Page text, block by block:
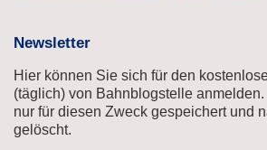
Newsletter
Hier können Sie sich für den
(täglich) von Bahnblogstelle
nur für diesen Zweck gespeichert und
gelöscht.